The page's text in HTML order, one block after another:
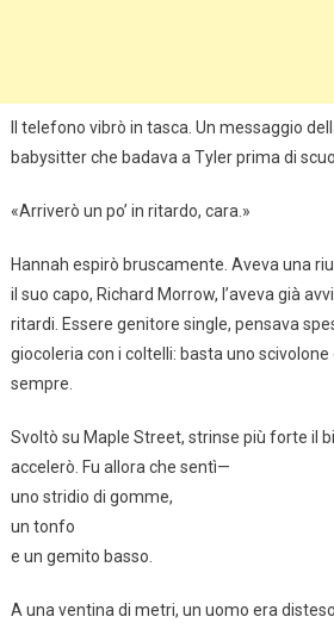
Il telefono vibrò in tasca. Un messaggio
babysitter che badava a Tyler prima di
«Arriverò un po’ in ritardo, cara.»
Hannah espirò bruscamente. Aveva una
il suo capo, Richard Morrow, l’aveva già
ritardi. Essere genitore single, pensava
giocoleria con i coltelli: basta uno
sempre.
Svoltò su Maple Street, strinse più forte il
accelerò. Fu allora che sentì—
uno stridio di gomme,
un tonfo
e un gemito basso.
A una ventina di metri, un uomo era